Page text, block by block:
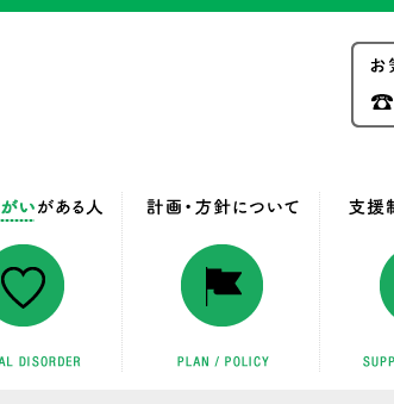
いがある方 精神障がいがある方 計画・